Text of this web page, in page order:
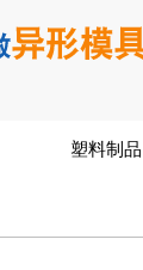
塑料制品